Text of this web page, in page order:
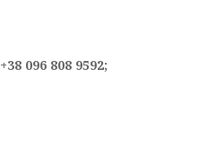
+38 096 808 9592;